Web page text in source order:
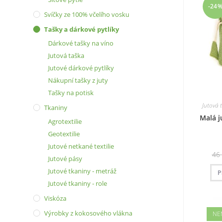
-24%
Jutová
Malá
46
Svíčky ze 100% včelího vosku
Tašky a dárkové pytlíky
Dárkové tašky na víno
Jutová taška
Jutové dárkové pytlíky
Nákupní tašky z juty
Tašky na potisk
Tkaniny
Agrotextilie
Geotextilie
Jutové netkané textilie
Jutové pásy
Jutové tkaniny - metráž
Jutové tkaniny - role
Viskóza
Výrobky z kokosového vlákna